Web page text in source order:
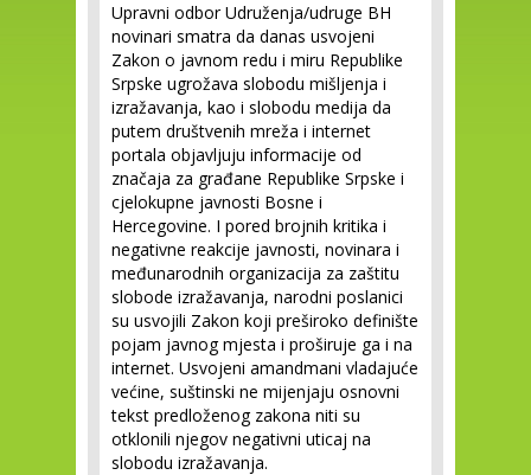
Upravni odbor Udruženja/udruge BH
novinari smatra da danas usvojeni
Zakon o javnom redu i miru Republike
Srpske ugrožava slobodu mišljenja i
izražavanja, kao i slobodu medija da
putem društvenih mreža i internet
portala objavljuju informacije od
značaja za građane Republike Srpske i
cjelokupne javnosti Bosne i
Hercegovine. I pored brojnih kritika i
negativne reakcije javnosti, novinara i
međunarodnih organizacija za zaštitu
slobode izražavanja, narodni poslanici
su usvojili Zakon koji preširoko definište
pojam javnog mjesta i proširuje ga i na
internet. Usvojeni amandmani vladajuće
većine, suštinski ne mijenjaju osnovni
tekst predloženog zakona niti su
otklonili njegov negativni uticaj na
slobodu izražavanja.